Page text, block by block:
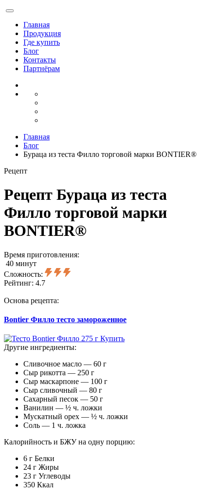
Главная
Продукция
Где купить
Блог
Контакты
Партнёрам
Главная
Блог
Бураца из теста Филло торговой марки BONTIER®
Рецепт
Рецепт Бураца из теста
Филло торговой марки
BONTIER®
Время приготовления:
40 минут
Сложность:
Рейтинг: 4.7
Основа рецепта:
Bontier Филло тесто замороженное
Купить
Другие ингредиенты:
Сливочное масло — 60 г
Сыр рикотта — 250 г
Сыр маскарпоне — 100 г
Сыр сливочный — 80 г
Сахарный песок — 50 г
Ванилин — ½ ч. ложки
Мускатный орех — ½ ч. ложки
Соль — 1 ч. ложка
Калорийность и БЖУ на одну порцию:
6 г Белки
24 г Жиры
23 г Углеводы
350 Ккал